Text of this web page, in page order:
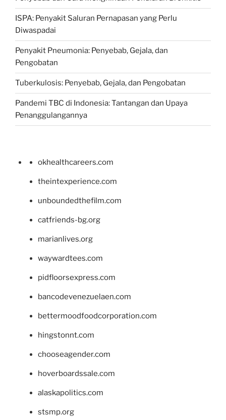
ISPA: Penyakit Saluran Pernapasan yang Perlu
Diwaspadai
Penyakit Pneumonia: Penyebab, Gejala, dan
Pengobatan
Tuberkulosis: Penyebab, Gejala, dan Pengobatan
Pandemi TBC di Indonesia: Tantangan dan Upaya
Penanggulangannya
okhealthcareers.com
theintexperience.com
unboundedthefilm.com
catfriends-bg.org
marianlives.org
waywardtees.com
pidfloorsexpress.com
bancodevenezuelaen.com
bettermoodfoodcorporation.com
hingstonnt.com
chooseagender.com
hoverboardssale.com
alaskapolitics.com
stsmp.org